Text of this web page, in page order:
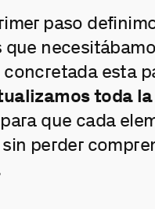
paso
concretada esta
toda
que cada
perder